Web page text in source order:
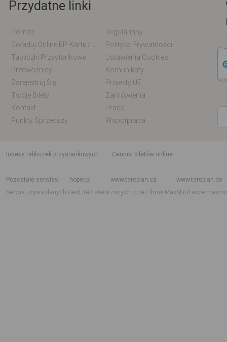
Przydatne linki
Pomoc
Regulaminy
Polityka Prywatności
Tabliczki Przystankowe
Ustawienia Cookies
Przewoźnicy
Komunikaty
Zarejestruj Się
Projekty UE
Twoje Bilety
Zamówienia
Kontakt
Praca
Punkty Sprzedaży
Współpraca
indeks tabliczek przystankowych
Cenniki biletów online
Pozostałe serwisy
hoper.pl www.teroplan.cz
www.teroplan.de
Serwis używa danych GeoLite2 stworzonych przez firmę MaxMind